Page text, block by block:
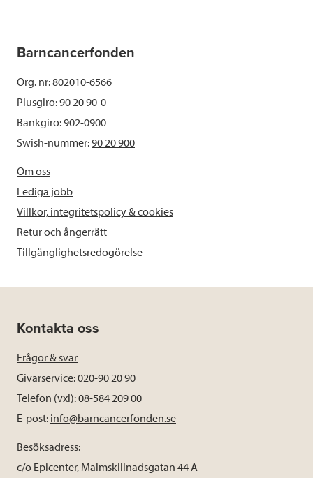
Barncancerfonden
Org. nr: 802010-6566
Plusgiro: 90 20 90-0
Bankgiro: 902-0900
Swish-nummer:90 20 900
Om oss
Lediga jobb
Villkor, integritetspolicy & cookies
Retur och ångerrätt
Tillgänglighetsredogörelse
Kontakta oss
Frågor & svar
Givarservice: 020-90 20 90
Telefon (vxl): 08-584 209 00
E-post: info@barncancerfonden.se
Besöksadress:
c/o Epicenter, Malmskillnadsgatan 44 A